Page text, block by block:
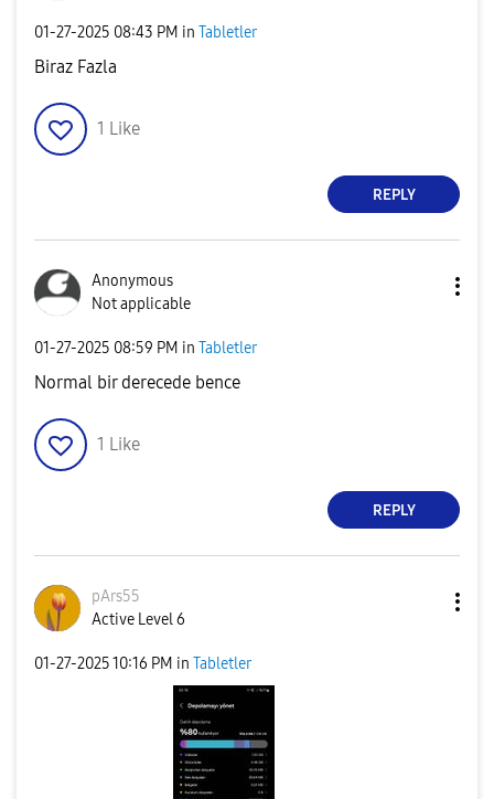
‎01-27-2025 08:43 PM in Tabletler
Biraz Fazla
1 Like
REPLY
Anonymous
Not applicable
‎01-27-2025 08:59 PM in Tabletler
Normal bir derecede bence
1 Like
REPLY
pArs55
Active Level 6
‎01-27-202510:16 PM in Tabletler